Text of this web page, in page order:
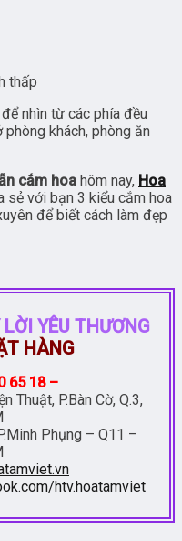
thấp
nhìn từ các phía đều
khách, phòng ăn
cắm hoa hôm nay, Hoa
sẻ với bạn 3 kiểu cắm hoa
để biết cách làm đẹp
YÊU THƯƠNG
HÀNG
65 18 –
Thuật, P.Bàn Cờ, Q.3,
Phụng – Q11 –
htv.hoatamviet